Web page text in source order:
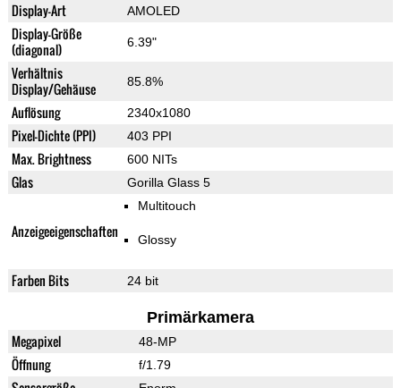
Display-Art AMOLED
Display-Größe
(diagonal)
6.39"
Verhältnis
Display/Gehäuse
85.8%
Auflösung 2340x1080
Pixel-Dichte (PPI) 403 PPI
Max. Brightness 600 NITs
Glas Gorilla Glass 5
Anzeigeeigenschaften
Multitouch
Glossy
Farben Bits 24 bit
Primärkamera
Megapixel 48-MP
Öffnung f/1.79